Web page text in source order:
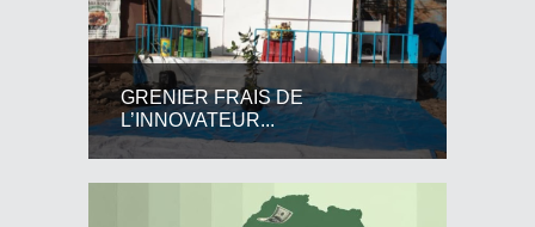
GRENIER FRAIS DE
L’INNOVATEUR...